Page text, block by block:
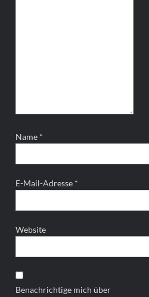
Name *
E-Mail-Adresse *
Website
Benachrichtige mich über